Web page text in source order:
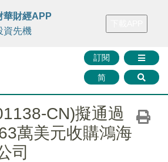
FINMETA 財華證券 媒體矩陣
訂閱
简
華財經APP
資先機
CN)擬通過
萬美元收購鴻海
司